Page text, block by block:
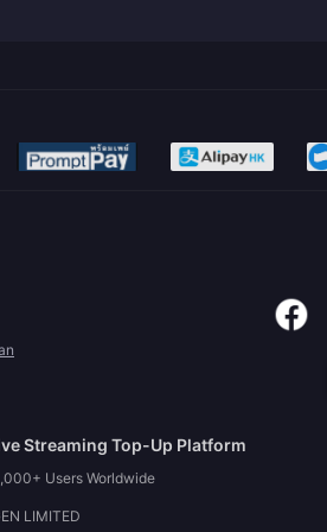
Streaming Top-Up Platform
Users Worldwide
LIMITED